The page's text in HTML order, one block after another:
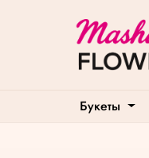
Букеты